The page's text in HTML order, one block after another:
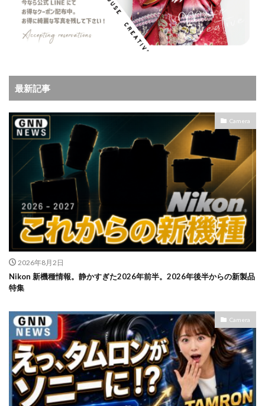
最新記事
Camera
2026年8月2日
Nikon 新機種情報。静かすぎた2026年前半。2026年後半からの新製品
特集
Camera